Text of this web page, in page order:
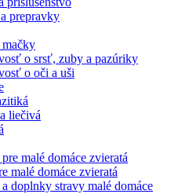
prepravky
o srsť, zuby a pazúriky
o oči a uši
liečivá
malé domáce zvieratá
malé domáce zvieratá
doplnky stravy malé domáce